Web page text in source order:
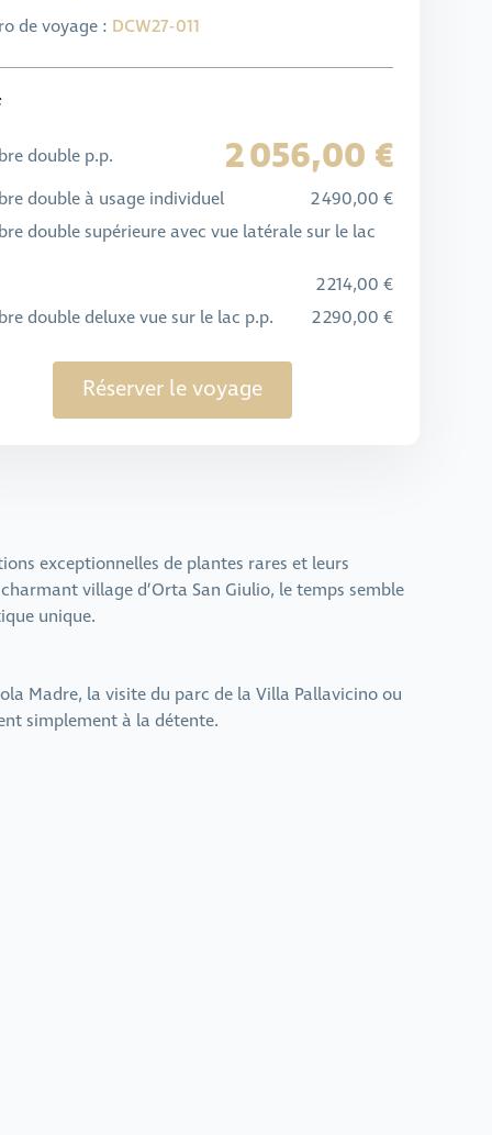
de voyage : DCW27-011
double p.p. 2 056,00 €
double à usage individuel
2 490,00 €
double supérieure avec vue latérale sur le lac
2 214,00 €
double deluxe vue sur le lac p.p.
2 290,00 €
Réserver le voyage
exceptionnelles de plantes rares et leurs
village d’Orta San Giulio, le temps semble
unique.
Madre, la visite du parc de la Villa Pallavicino ou
simplement à la détente.